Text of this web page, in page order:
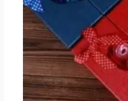
האפשרויות
המוצר